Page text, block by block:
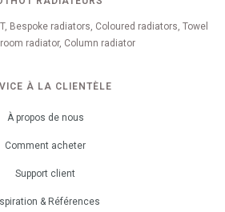
Bespoke radiators, Coloured radiators, Towel
radiator, Column radiator
À LA CLIENTÈLE
À propos de nous
Comment acheter
Support client
& Références